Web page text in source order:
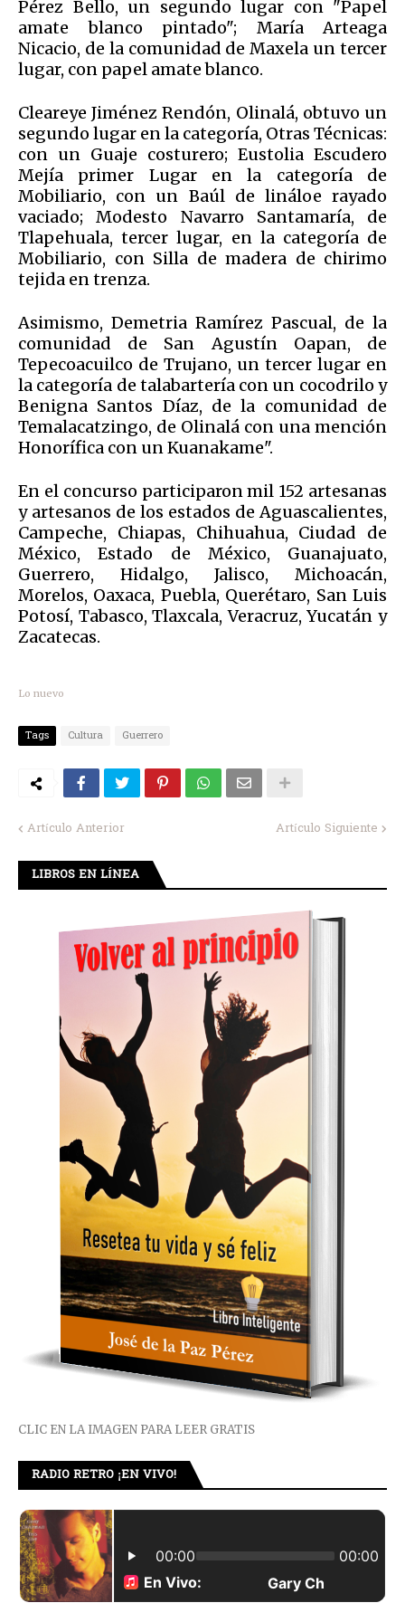
Pérez Bello, un segundo lugar con "Papel
amate blanco pintado"; María Arteaga
Nicacio, de la comunidad de Maxela un tercer
lugar, con papel amate blanco.
Cleareye Jiménez Rendón, Olinalá, obtuvo un
segundo lugar en la categoría, Otras Técnicas:
con un Guaje costurero; Eustolia Escudero
Mejía primer Lugar en la categoría de
Mobiliario, con un Baúl de lináloe rayado
vaciado; Modesto Navarro Santamaría, de
Tlapehuala, tercer lugar, en la categoría de
Mobiliario, con Silla de madera de chirimo
tejida en trenza.
Asimismo, Demetria Ramírez Pascual, de la
comunidad de San Agustín Oapan, de
Tepecoacuilco de Trujano, un tercer lugar en
la categoría de talabartería con un cocodrilo y
Benigna Santos Díaz, de la comunidad de
Temalacatzingo, de Olinalá con una mención
Honorífica con un Kuanakame".
En el concurso participaron mil 152 artesanas
y artesanos de los estados de Aguascalientes,
Campeche, Chiapas, Chihuahua, Ciudad de
México, Estado de México, Guanajuato,
Guerrero, Hidalgo, Jalisco, Michoacán,
Morelos, Oaxaca, Puebla, Querétaro, San Luis
Potosí, Tabasco, Tlaxcala, Veracruz, Yucatán y
Zacatecas.
Lo nuevo
Tags Cultura Guerrero
Artículo Anterior Artículo Siguiente
LIBROS EN LÍNEA
CLIC EN LA IMAGEN PARA LEER GRATIS
RADIO RETRO ¡EN VIVO!